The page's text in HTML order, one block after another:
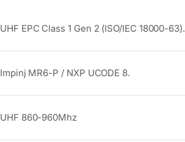
UHF EPC Class 1 Gen 2 (ISO/IEC 18000-63).
Impinj MR6-P / NXP UCODE 8.
UHF 860-960Mhz